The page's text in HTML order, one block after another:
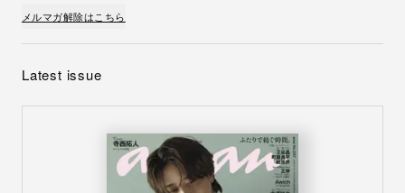
メルマガ解除はこちら
Latest issue